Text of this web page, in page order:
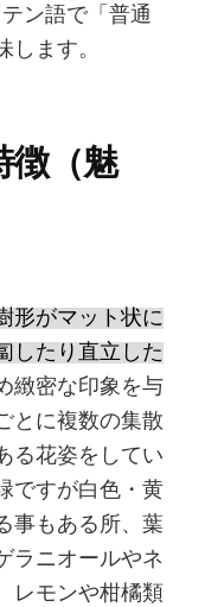
ン語で「普通
します。
徴（魅
形がマット状に
したり直立した
緻密な印象を与
とに複数の集散
る花姿をしてい
ですが白色・黄
事もある所、葉
ラニオールやネ
レモンや柑橘類